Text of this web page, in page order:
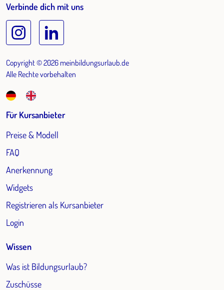
Verbinde dich mit uns
Copyright © 2026 meinbildungsurlaub.de
Alle Rechte vorbehalten
Für Kursanbieter
Preise & Modell
FAQ
Anerkennung
Widgets
Registrieren als Kursanbieter
Login
Wissen
Was ist Bildungsurlaub?
Zuschüsse